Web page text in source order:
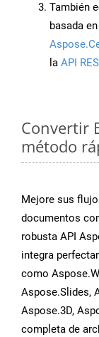
También
basada
la API
Convertir
método
Mejore sus
documentos
robusta API
integra
como
Aspose.Slides,
Aspose.3D,
completa de